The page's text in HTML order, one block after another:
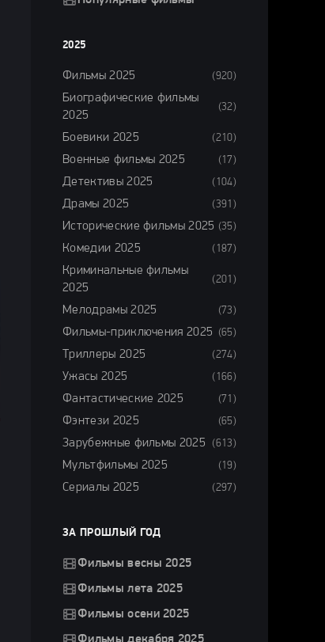
2025
Фильмы 2025 (920)
Биографические фильмы
2025
(32)
Боевики 2025 (210)
Военные фильмы 2025 (17)
Детективы 2025 (104)
Драмы 2025 (391)
Исторические фильмы 2025 (35)
Комедии 2025 (187)
Криминальные фильмы
2025
(201)
Мелодрамы 2025 (73)
Фильмы-приключения 2025 (65)
Триллеры 2025 (274)
Ужасы 2025 (166)
Фантастические 2025 (71)
Фэнтези 2025 (65)
Зарубежные фильмы 2025 (613)
Мультфильмы 2025 (19)
Сериалы 2025 (297)
ЗА ПРОШЛЫЙ ГОД
Фильмы весны 2025
Фильмы лета 2025
Фильмы осени 2025